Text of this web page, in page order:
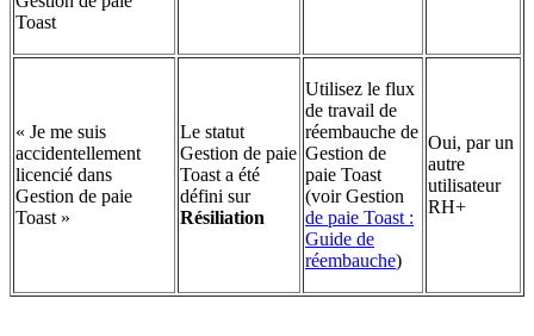
Toast
« Je me suis
accidentellement
licencié dans
Gestion de paie
Toast »
Le statut
Gestion de paie
Toast a été
défini sur
Résiliation
Utilisez le flux
de travail de
réembauche de
Gestion de
paie Toast
(voir Gestion
de paie Toast :
Guide de
réembauche)
Oui, par un
autre
utilisateur
RH+